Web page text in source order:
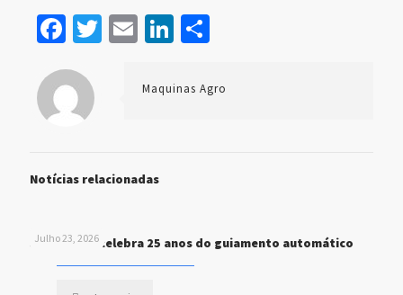
Facebook
Twitter
EmailLinkedIn
Share
Maquinas Agro
Notícias relacionadas
Julho 23, 2026
John Deere celebra 25 anos do guiamento automático